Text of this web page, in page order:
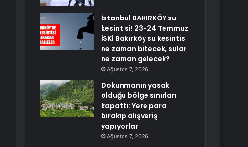
İstanbul BAKIRKÖY su
kesintisi! 23-24 Temmuz
İSKİ Bakırköy su kesintisi
ne zaman bitecek, sular
ne zaman gelecek?
Ağustos 7, 2026
Dokunmanın yasak
olduğu bölge sınırları
kapattı: Yere para
bırakıp alışveriş
yapıyorlar
Ağustos 7, 2026